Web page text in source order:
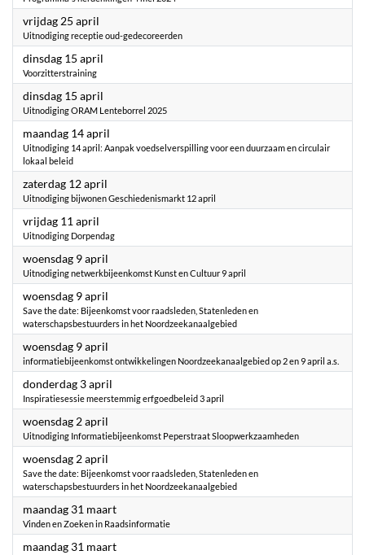
vrijdag 25 april
Uitnodiging receptie oud-gedecoreerden
dinsdag 15 april
Voorzitterstraining
dinsdag 15 april
Uitnodiging ORAM Lenteborrel 2025
maandag 14 april
Uitnodiging 14 april: Aanpak voedselverspilling voor een duurzaam en circulair
lokaal beleid
zaterdag 12 april
Uitnodiging bijwonen Geschiedenismarkt 12 april
vrijdag 11 april
Uitnodiging Dorpendag
woensdag 9 april
Uitnodiging netwerkbijeenkomst Kunst en Cultuur 9 april
woensdag 9 april
Save the date: Bijeenkomst voor raadsleden, Statenleden en
waterschapsbestuurders in het Noordzeekanaalgebied
woensdag 9 april
informatiebijeenkomst ontwikkelingen Noordzeekanaalgebied op 2 en 9 april a.s.
donderdag 3 april
Inspiratiesessie meerstemmig erfgoedbeleid 3 april
woensdag 2 april
Uitnodiging Informatiebijeenkomst Peperstraat Sloopwerkzaamheden
woensdag 2 april
Save the date: Bijeenkomst voor raadsleden, Statenleden en
waterschapsbestuurders in het Noordzeekanaalgebied
maandag 31 maart2025
Vinden en Zoeken in Raadsinformatie
maandag 31 maart2025